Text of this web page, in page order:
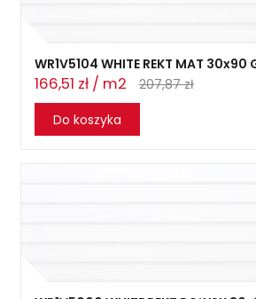
WR1V5104 WHITE REKT MAT 30x90
166,51 zł / m2
207,87 zł
Do koszyka